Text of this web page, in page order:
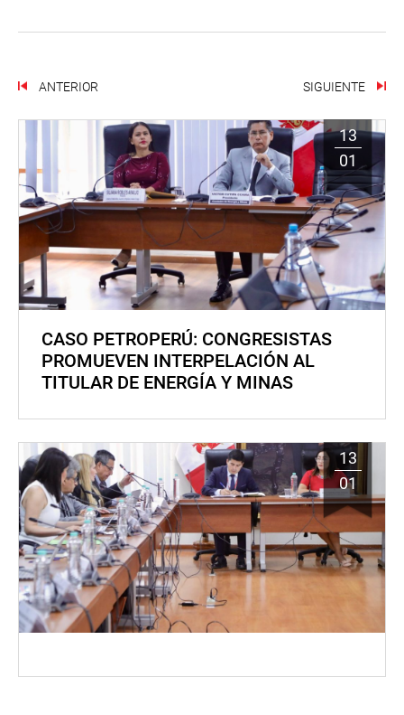
ANTERIOR SIGUIENTE
13
01
CASO PETROPERÚ: CONGRESISTAS
PROMUEVEN INTERPELACIÓN AL
TITULAR DE ENERGÍA Y MINAS
13
01